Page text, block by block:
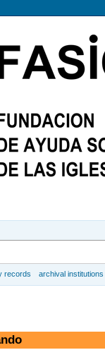
records archival institutions